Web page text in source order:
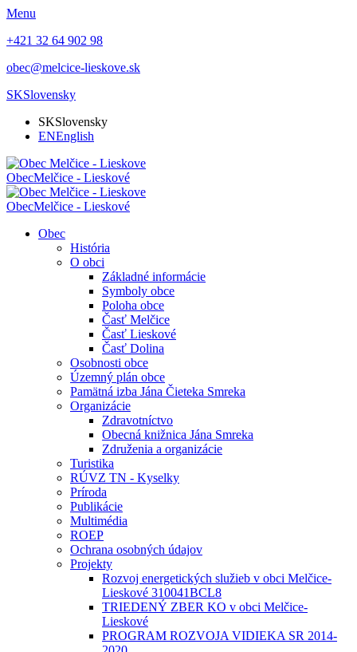
Menu
+421 32 64 902 98
obec@melcice-lieskove.sk
SKSlovensky
SKSlovensky
ENEnglish
ObecMelčice - Lieskové
ObecMelčice - Lieskové
Obec
História
O obci
Základné informácie
Symboly obce
Poloha obce
Časť Melčice
Časť Lieskové
Časť Dolina
Osobnosti obce
Územný plán obce
Pamätná izba Jána Čieteka Smreka
Organizácie
Zdravotníctvo
Obecná knižnica Jána Smreka
Združenia a organizácie
Turistika
RÚVZ TN - Kyselky
Príroda
Publikácie
Multimédia
ROEP
Ochrana osobných údajov
Projekty
Rozvoj energetických služieb v obci Melčice-
Lieskové 310041BCL8
TRIEDENÝ ZBER KO v obci Melčice-
Lieskové
PROGRAM ROZVOJA VIDIEKA SR 2014-